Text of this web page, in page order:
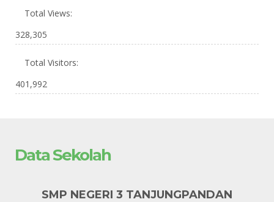
Total Views:
328,305
Total Visitors:
401,992
Data Sekolah
SMP NEGERI 3 TANJUNGPANDAN